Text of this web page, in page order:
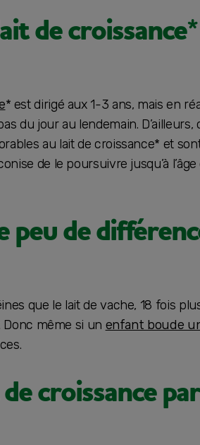
de
* est dirigé aux 1-3 ans, mais en
du jour au lendemain. D’ailleurs,
au lait de croissance* et
de le poursuivre jusqu’à
peu de
que le lait de vache, 18 fois
Donc même si un enfant boude
croissance